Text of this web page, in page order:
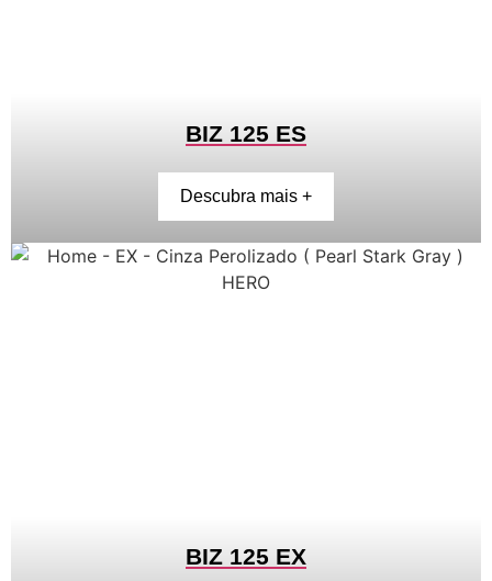
BIZ 125 ES
Descubra mais +
BIZ 125 EX